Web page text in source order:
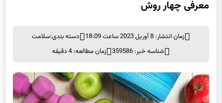
شناسه خبر: 359586
زمان مطالعه: 4 دقیقه